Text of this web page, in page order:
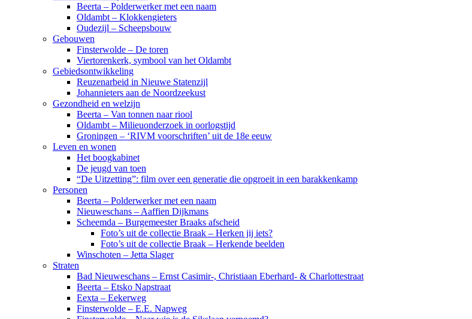
Beerta – Polderwerker met een naam
Oldambt – Klokkengieters
Oudezijl – Scheepsbouw
Gebouwen
Finsterwolde – De toren
Viertorenkerk, symbool van het Oldambt
Gebiedsontwikkeling
Reuzenarbeid in Nieuwe Statenzijl
Johannieters aan de Noordzeekust
Gezondheid en welzijn
Beerta – Van tonnen naar riool
Oldambt – Milieuonderzoek in oorlogstijd
Groningen – ‘RIVM voorschriften’ uit de 18e eeuw
Leven en wonen
Het boogkabinet
De jeugd van toen
“De Uitzetting”: film over een generatie die opgroeit in een barakkenkamp
Personen
Beerta – Polderwerker met een naam
Nieuweschans – Aaffien Dijkmans
Scheemda – Burgemeester Braaks afscheid
Foto’s uit de collectie Braak – Herken jij iets?
Foto’s uit de collectie Braak – Herkende beelden
Winschoten – Jetta Slager
Straten
Bad Nieuweschans – Ernst Casimir-, Christiaan Eberhard- & Charlottestraat
Beerta – Etsko Napstraat
Eexta – Eekerweg
Finsterwolde – E.E. Napweg